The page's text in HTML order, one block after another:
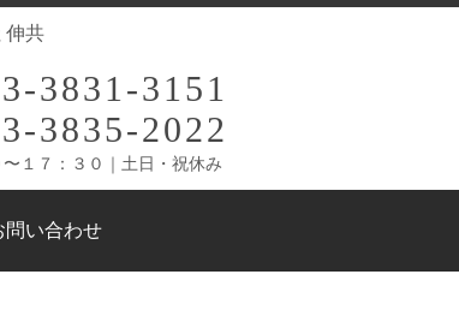
伸共
3831-3151
3835-2022
１７：３０｜土日・祝休み
問い合わせ